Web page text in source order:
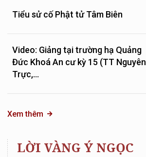
Tiểu sử cố Phật tử Tâm Biên
Video: Giảng tại trường hạ Quảng
Đức Khoá An cư kỳ 15 (TT Nguyên
Trực,...
Xem thêm
LỜI VÀNG Ý NGỌC